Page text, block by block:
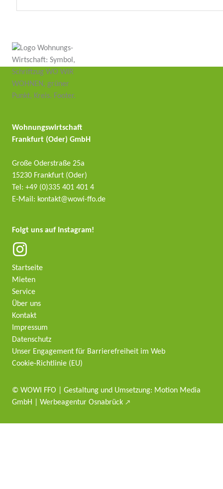
Wohnungswirtschaft
Frankfurt (Oder) GmbH
Große Oderstraße 25a
15230 Frankfurt (Oder)
Tel: +49 (0)335 401 401 4
E-Mail: kontakt@wowi-ffo.de
Folgt uns auf Instagram!
Start­seite
Mieten
Service
Über uns
Kontakt
Impressum
Daten­schutz
Unser Engagement für Barrie­re­freiheit im Web
Cookie-Richt­­linie (EU)
© WOWI FFO | Gestaltung und Umsetzung: Motion Media
GmbH | Werbeagentur Osnabrück ↗